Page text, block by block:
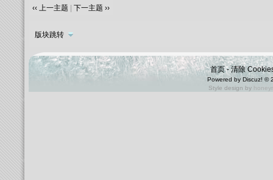
‹‹ 上一主题 下一主题 ››
版块跳转
首页-清除
Powered by Discuz! ©
Style design by